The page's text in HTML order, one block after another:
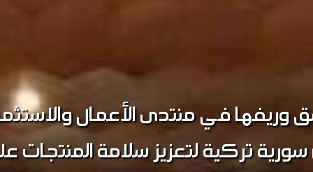
في منتدى الأعمال
وريفها اجتماعاً تعارفياً
صناعة دمشق وريفها وبمشاركة
اللجنتين.